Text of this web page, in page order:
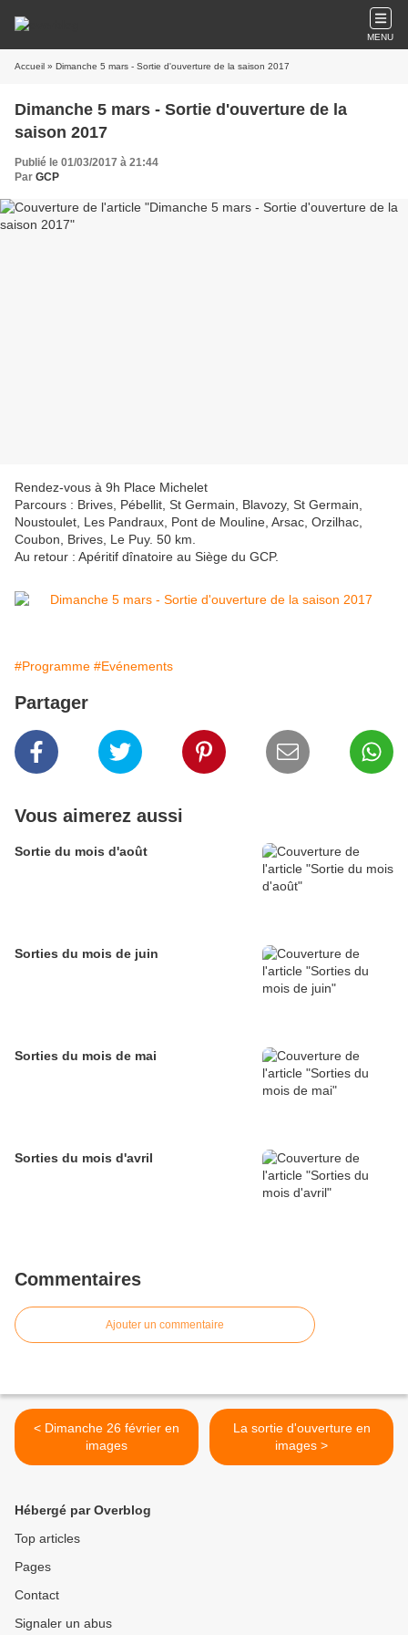
MENU
Accueil » Dimanche 5 mars - Sortie d'ouverture de la saison 2017
Dimanche 5 mars - Sortie d'ouverture de la
saison 2017
Publié le 01/03/2017 à 21:44
Par GCP
Rendez-vous à 9h Place Michelet
Parcours : Brives, Pébellit, St Germain, Blavozy, St Germain,
Noustoulet, Les Pandraux, Pont de Mouline, Arsac, Orzilhac,
Coubon, Brives, Le Puy. 50 km.
Au retour : Apéritif dînatoire au Siège du GCP.
#Programme #Evénements
Partager
Vous aimerez aussi
Sortie du mois d'août
Sorties du mois de juin
Sorties du mois de mai
Sorties du mois d'avril
Commentaires
Ajouter un commentaire
< Dimanche 26 février en
images
La sortie d'ouverture en
images >
Hébergé par Overblog
Top articles
Pages
Contact
Signaler un abus